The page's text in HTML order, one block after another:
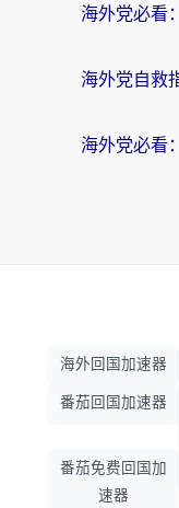
海外回国加速器
番茄回国加速器
番茄免费回国加
速器